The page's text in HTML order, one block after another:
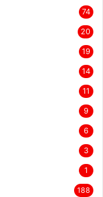
74
20
19
14
11
9
6
3
1
188